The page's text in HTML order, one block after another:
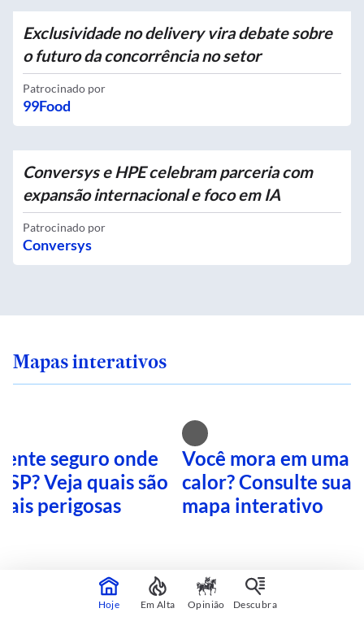
Exclusividade no delivery vira debate sobre
o futuro da concorrência no setor
Patrocinado por
99Food
Conversys e HPE celebram parceria com
expansão internacional e foco em IA
Patrocinado por
Conversys
Mapas interativos
seguro onde
SP? Veja quais são
perigosas
Você mora em uma
calor? Consulte sua
mapa interativo
CONTINUA APÓS A PUBLICIDADE
Hoje Em Alta Opinião Descubra